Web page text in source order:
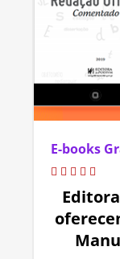
E-books